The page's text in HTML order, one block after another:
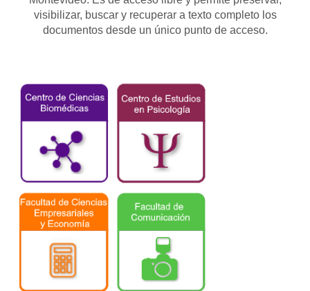
visibilizar, buscar y recuperar a texto completo los
documentos desde un único punto de acceso.